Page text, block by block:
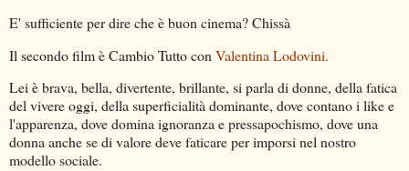
E' sufficiente per dire che è buon cinema? Chissà
Il secondo film è Cambio Tutto con Valentina Lodovini.
Lei è brava, bella, divertente, brillante, si parla di donne, della fatica
del vivere oggi, della superficialità dominante, dove contano i like e
l'apparenza, dove domina ignoranza e pressapochismo, dove una
donna anche se di valore deve faticare per imporsi nel nostro
modello sociale.